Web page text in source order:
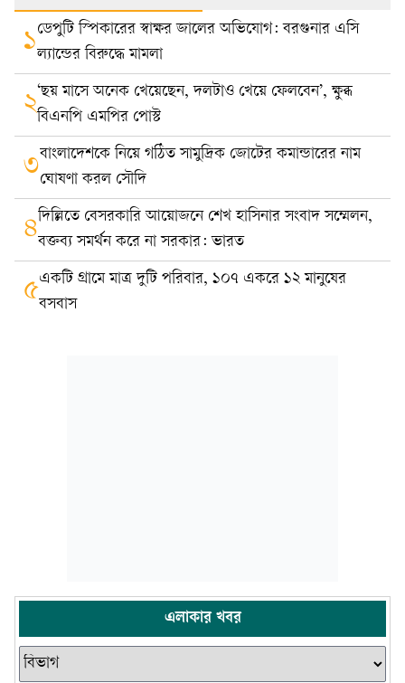
১ডেপুটি স্পিকারের স্বাক্ষর জালের অভিযোগ: বরগুনার এসি
ল্যান্ডের বিরুদ্ধে মামলা
২‘ছয় মাসে অনেক খেয়েছেন, দলটাও খেয়ে ফেলবেন’, ক্ষুব্ধ
বিএনপি এমপির পোস্ট
৩বাংলাদেশকে নিয়ে গঠিত সামুদ্রিক জোটের কমান্ডারের নাম
ঘোষণা করল সৌদি
৪দিল্লিতে বেসরকারি আয়োজনে শেখ হাসিনার সংবাদ সম্মেলন,
বক্তব্য সমর্থন করে না সরকার: ভারত
৫একটি গ্রামে মাত্র দুটি পরিবার, ১০৭ একরে ১২ মানুষের
বসবাস
এলাকার খবর